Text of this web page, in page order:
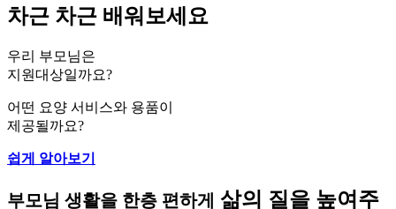
차근 차근 배워보세요
우리 부모님은
지원대상일까요?
어떤 요양 서비스와 용품이
제공될까요?
쉽게 알아보기
부모님 생활을 한층 편하게 삶의 질을 높여주